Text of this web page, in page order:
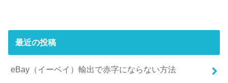
最近の投稿
eBay（イーベイ）輸出で赤字にならない方法